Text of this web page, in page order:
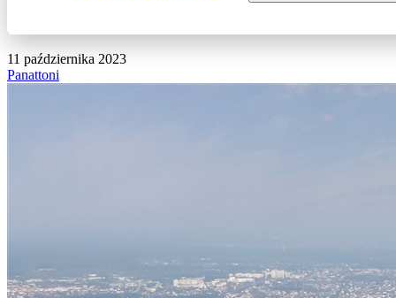
11 października 2023
Panattoni